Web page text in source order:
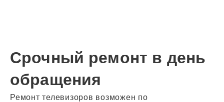
Срочный ремонт в день
обращения
Ремонт телевизоров возможен по